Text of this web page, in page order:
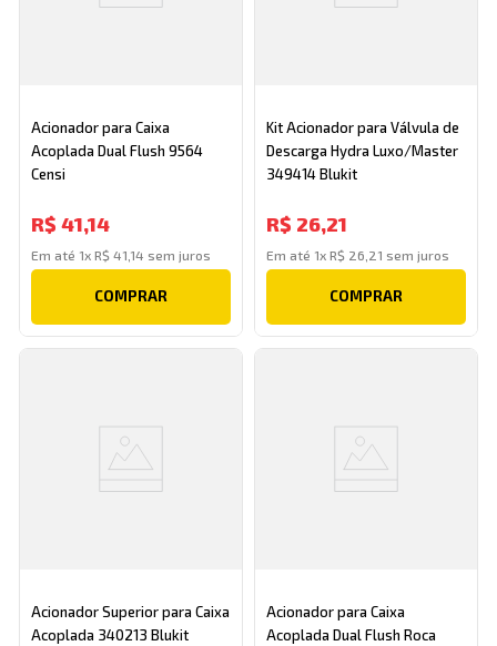
Acionador para Caixa
Acoplada Dual Flush 9564
Censi
R$ 41,14
Em até 1xR$ 41 14 sem juros
COMPRAR
Kit Acionador para Válvula de
Descarga Hydra Luxo/Master
349414 Blukit
R$ 26,21
Em até 1x R$ 26 21 sem juros
COMPRAR
Acionador Superior para Caixa
Acoplada 340213 Blukit
Acionador para Caixa
Acoplada Dual Flush Roca